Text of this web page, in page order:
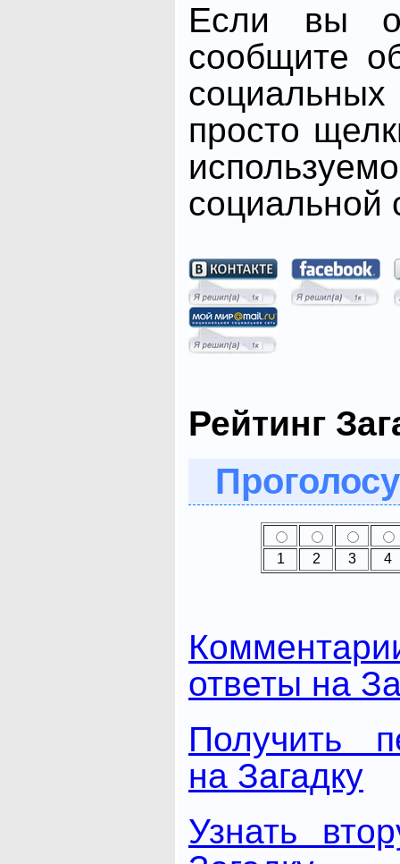
Если вы
сообщите
просто
социальной
Рейтинг
1 2 3 4
ответы на
Получить
на Загадку
Узнать